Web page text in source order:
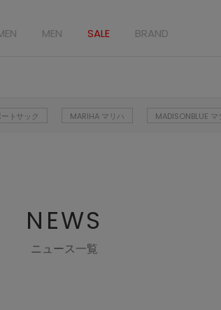
MEN SALE BRAND
トサック MARIHA マリハ MADISONBLUE
NEWS
ニュース一覧